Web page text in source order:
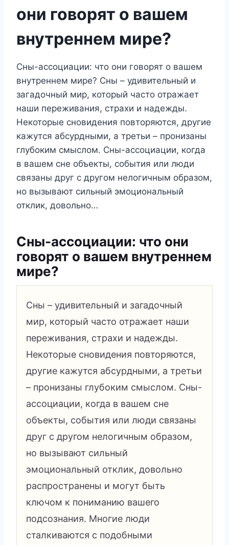
они говорят о вашем
внутреннем мире?
Сны-ассоциации: что они говорят о вашем
внутреннем мире? Сны – удивительный и
загадочный мир, который часто отражает
наши переживания, страхи и надежды.
Некоторые сновидения повторяются, другие
кажутся абсурдными, а третьи – пронизаны
глубоким смыслом. Сны-ассоциации, когда
в вашем сне объекты, события или люди
связаны друг с другом нелогичным образом,
но вызывают сильный эмоциональный
отклик, довольно…
Сны-ассоциации: что они
говорят о вашем внутреннем
мире?
Сны – удивительный и загадочный
мир, который часто отражает наши
переживания, страхи и надежды.
Некоторые сновидения повторяются,
другие кажутся абсурдными, а третьи
– пронизаны глубоким смыслом. Сны-
ассоциации, когда в вашем сне
объекты, события или люди связаны
друг с другом нелогичным образом,
но вызывают сильный
эмоциональный отклик, довольно
распространены и могут быть
ключом к пониманию вашего
подсознания. Многие люди
сталкиваются с подобными